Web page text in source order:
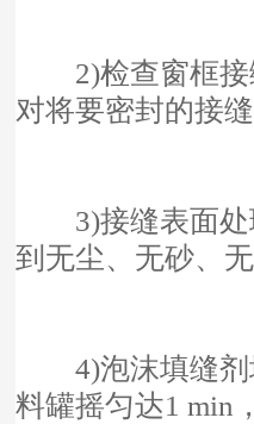
2)检查窗框接
对将要密封的接
3)接缝表面处
到无尘、无砂、
4)泡沫填缝剂
料罐摇匀达1 min